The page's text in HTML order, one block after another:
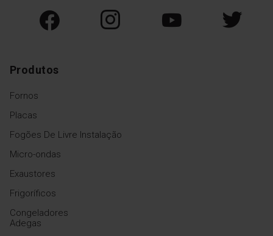
inoxidável
O aço inoxidável é altamente
Produtos
Fornos
Placas
Fogões De Livre Instalação
Micro-ondas
Exaustores
Frigoríficos
Congeladores
Adegas